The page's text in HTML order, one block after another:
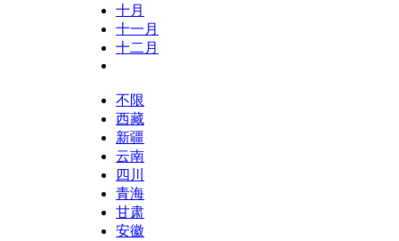
十月
十一月
十二月
不限
西藏
新疆
云南
四川
青海
甘肃
安徽